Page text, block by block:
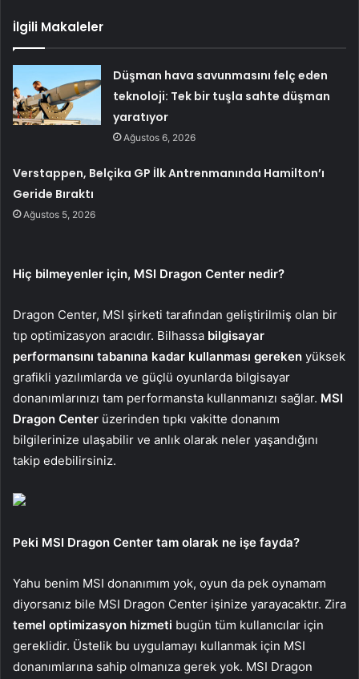
İlgili Makaleler
Düşman hava savunmasını felç eden
teknoloji: Tek bir tuşla sahte düşman
yaratıyor
Ağustos 6, 2026
Verstappen, Belçika GP İlk Antrenmanında Hamilton’ı
Geride Bıraktı
Ağustos 5, 2026
Hiç bilmeyenler için, MSI Dragon Center nedir?
Dragon Center, MSI şirketi tarafından geliştirilmiş olan bir
tıp optimizasyon aracıdır. Bilhassa bilgisayar
performansını tabanına kadar kullanması gereken yüksek
grafikli yazılımlarda ve güçlü oyunlarda bilgisayar
donanımlarınızı tam performansta kullanmanızı sağlar. MSI
Dragon Center üzerinden tıpkı vakitte donanım
bilgilerinize ulaşabilir ve anlık olarak neler yaşandığını
takip edebilirsiniz.
Peki MSI Dragon Center tam olarak ne işe fayda?
Yahu benim MSI donanımım yok, oyun da pek oynamam
diyorsanız bile MSI Dragon Center işinize yarayacaktır. Zira
temel optimizasyon hizmeti bugün tüm kullanıcılar için
gereklidir. Üstelik bu uygulamayı kullanmak için MSI
donanımlarına sahip olmanıza gerek yok. MSI Dragon